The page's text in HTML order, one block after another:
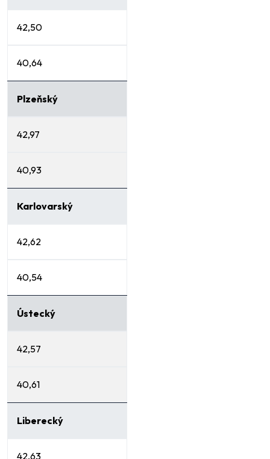
42,50
40,64
Plzeňský
42,97
40,93
Karlovarský
42,62
40,54
Ústecký
42,57
40,61
Liberecký
42,63